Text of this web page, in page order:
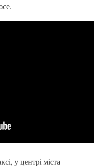
у центрі міста